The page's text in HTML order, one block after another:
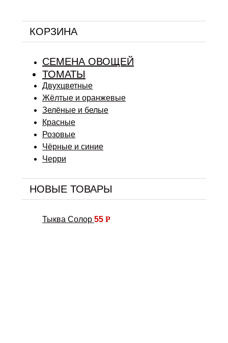
КОРЗИНА
СЕМЕНА ОВОЩЕЙ
ТОМАТЫ
Двухцветные
Жёлтые и оранжевые
Зелёные и белые
Красные
Розовые
Чёрные и синие
Черри
НОВЫЕ ТОВАРЫ
Тыква Солор 55 Р